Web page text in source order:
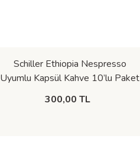
Schiller Ethiopia Nespresso
Uyumlu Kapsül Kahve 10’lu Paket
Espresso
300,00 TL